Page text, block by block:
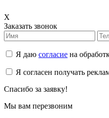
X
Заказать звонок
Я даю согласие на
Я согласен получать
Спасибо за заявку!
Мы вам перезвоним